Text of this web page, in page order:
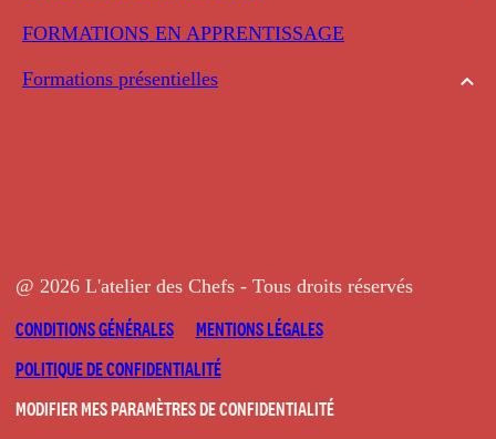
FORMATIONS EN APPRENTISSAGE
Formations présentielles
@ 2026 L'atelier des Chefs - Tous droits réservés
CONDITIONS GÉNÉRALES
MENTIONS LÉGALES
POLITIQUE DE CONFIDENTIALITÉ
MODIFIER MES PARAMÈTRES DE CONFIDENTIALITÉ